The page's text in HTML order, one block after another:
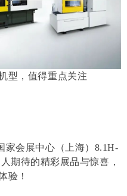
型，值得重点关注
家会展中心（上海）8.1H-
期待的精彩展品与惊喜，
验！